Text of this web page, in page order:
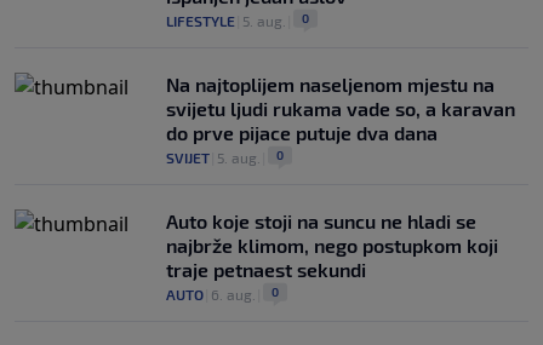
LIFESTYLE 5. aug. 0
Na najtoplijem naseljenom mjestu na
svijetu ljudi rukama vade so, a karavan
do prve pijace putuje dva dana
SVIJET 5. aug. 0
Auto koje stoji na suncu ne hladi se
najbrže klimom, nego postupkom koji
traje petnaest sekundi
AUTO 6. aug. 0